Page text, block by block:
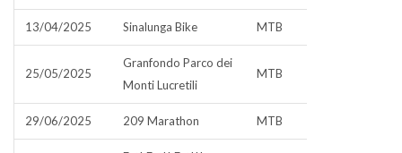
13/04/2025 Sinalunga Bike MTB
25/05/2025
Granfondo Parco dei
Monti Lucretili
MTB
29/06/2025 209 Marathon MTB